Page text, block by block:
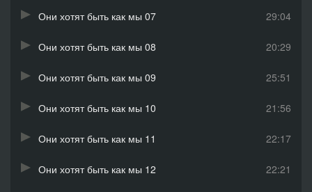
29:04
Они хотят быть как мы 07
20:29
Они хотят быть как мы 08
25:51
Они хотят быть как мы 09
21:56
Они хотят быть как мы 10
22:17
Они хотят быть как мы 11
22:21
Они хотят быть как мы 12